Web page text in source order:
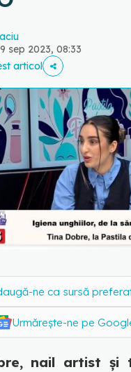
sep 2023, 08:33
articol
ne ca sursă
Urmărește-ne pe
nail artist și